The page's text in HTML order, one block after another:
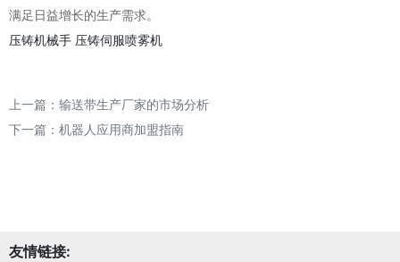
满足日益增长的生产需求。
压铸机械手 压铸伺服喷雾机
上一篇： 输送带生产厂家的市场分析
下一篇： 机器人应用商加盟指南
友情链接: